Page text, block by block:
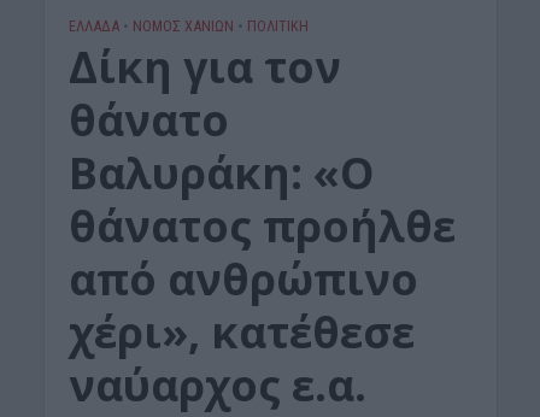
ΕΛΛΑΔΑ • ΝΟΜΌΣ ΧΑΝΊΩΝ • ΠΟΛΙΤΙΚΗ
Δίκη για τον
θάνατο
Βαλυράκη: «Ο
θάνατος προήλθε
από ανθρώπινο
χέρι», κατέθεσε
ναύαρχος ε.α.